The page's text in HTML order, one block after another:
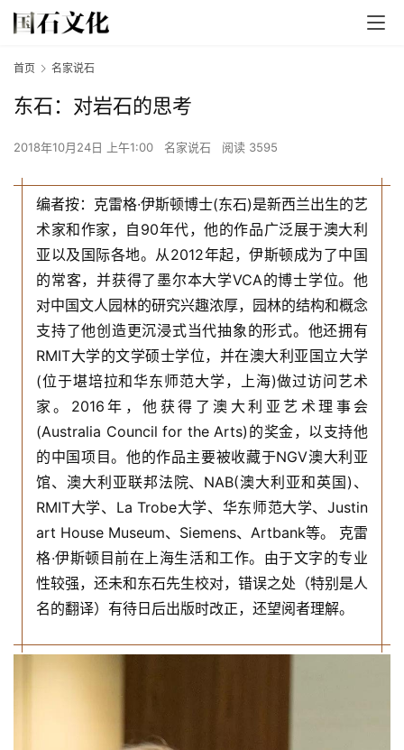
首页 名家说石
东石：对岩石的思考
2018年10月24日 上午1:00 名家说石 阅读 3595
编者按：克雷格·伊斯顿博士(东石)是新西兰出生的艺
术家和作家，自90年代，他的作品广泛展于澳大利
亚以及国际各地。从2012年起，伊斯顿成为了中国
的常客，并获得了墨尔本大学VCA的博士学位。他
对中国文人园林的研究兴趣浓厚，园林的结构和概念
支持了他创造更沉浸式当代抽象的形式。他还拥有
RMIT大学的文学硕士学位，并在澳大利亚国立大学
(位于堪培拉和华东师范大学，上海)做过访问艺术
家。2016年，他获得了澳大利亚艺术理事会
(Australia Council for the Arts)的奖金，以支持他
的中国项目。他的作品主要被收藏于NGV澳大利亚
馆、澳大利亚联邦法院、NAB(澳大利亚和英国)、
RMIT大学、La Trobe大学、华东师范大学、Justin
art House Museum、Siemens、Artbank等。 克雷
格·伊斯顿目前在上海生活和工作。由于文字的专业
性较强，还未和东石先生校对，错误之处（特别是人
名的翻译）有待日后出版时改正，还望阅者理解。